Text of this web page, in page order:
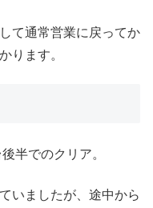
て通常営業に戻ってか
ります。
半でのクリア。
いましたが、途中から